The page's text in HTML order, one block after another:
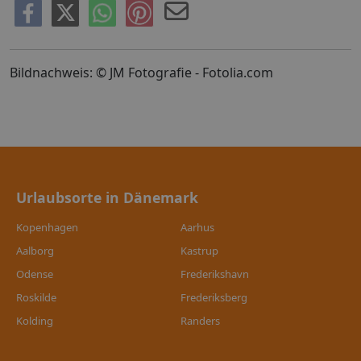
Bildnachweis: © JM Fotografie - Fotolia.com
Urlaubsorte in Dänemark
Kopenhagen
Aarhus
Aalborg
Kastrup
Odense
Frederikshavn
Roskilde
Frederiksberg
Kolding
Randers